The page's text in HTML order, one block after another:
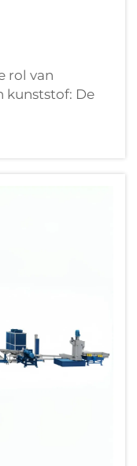
rol van
kunststof: De
vormt een